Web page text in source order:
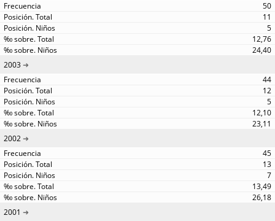
50
11
5
12,76
24,40
2003
44
12
5
12,10
23,11
2002
45
13
7
13,49
26,18
2001